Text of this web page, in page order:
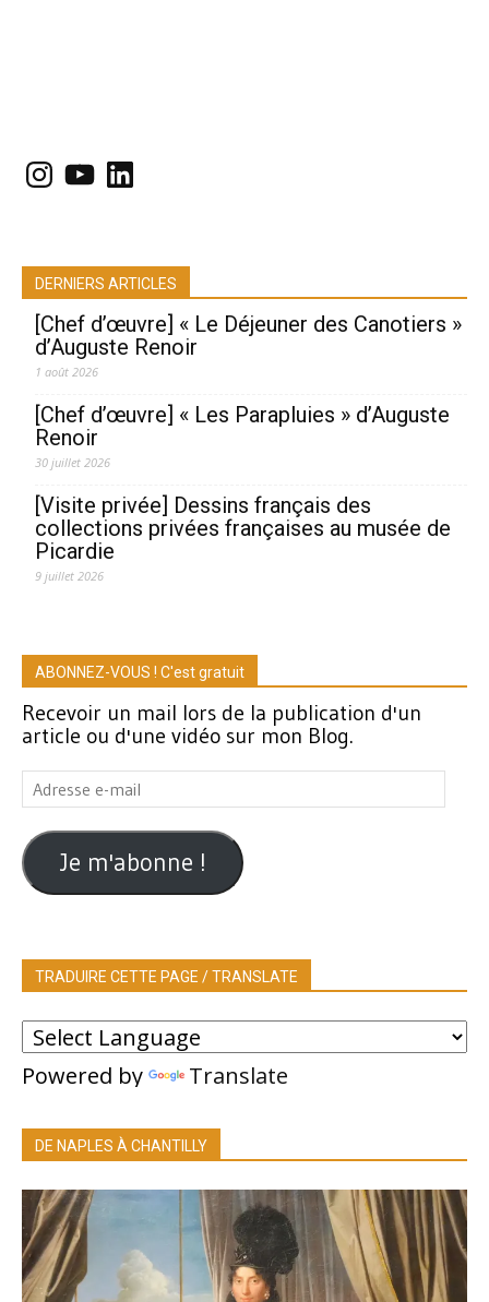
Instagram
YouTubeLinkedIn
DERNIERS ARTICLES
[Chef d’œuvre] « Le Déjeuner des Canotiers »
d’Auguste Renoir
1 août 2026
[Chef d’œuvre] « Les Parapluies » d’Auguste
Renoir
30 juillet 2026
[Visite privée] Dessins français des
collections privées françaises au musée de
Picardie
9 juillet 2026
ABONNEZ-VOUS ! C'est gratuit
Recevoir un mail lors de la publication d'un
article ou d'une vidéo sur mon Blog.
Adresse
e-
mail
Je m'abonne !
TRADUIRE CETTE PAGE / TRANSLATE
Powered by Translate
DE NAPLES À CHANTILLY